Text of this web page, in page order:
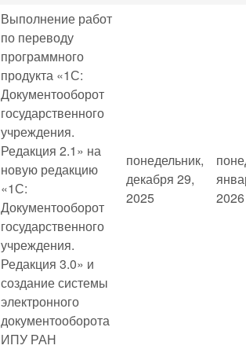
Выполнение работ
по переводу
программного
продукта «1С:
Документооборот
государственного
учреждения.
Редакция 2.1» на
новую редакцию
«1С:
Документооборот
государственного
учреждения.
Редакция 3.0» и
создание системы
электронного
документооборота
ИПУ РАН
понедельник,
декабря 29,
2025